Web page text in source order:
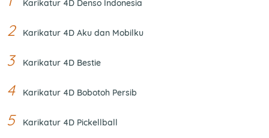
Karikatur 4D Denso Indonesia
Karikatur 4D Aku dan Mobilku
Karikatur 4D Bestie
Karikatur 4D Bobotoh Persib
Karikatur 4D Pickellball